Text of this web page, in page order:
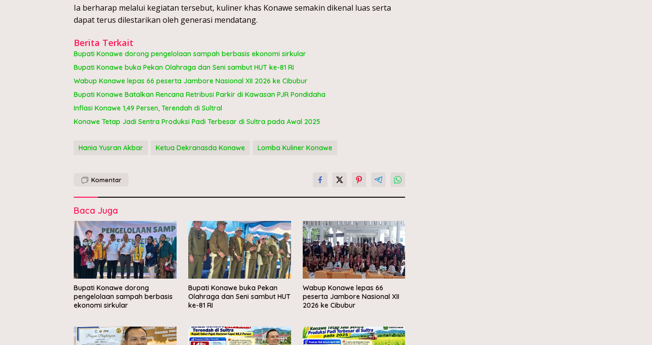
Ia berharap melalui kegiatan tersebut, kuliner khas Konawe semakin dikenal luas serta
dapat terus dilestarikan oleh generasi mendatang.
Berita Terkait
Bupati Konawe dorong pengelolaan sampah berbasis ekonomi sirkular
Bupati Konawe buka Pekan Olahraga dan Seni sambut HUT ke-81 RI
Wabup Konawe lepas 66 peserta Jambore Nasional XII 2026 ke Cibubur
Bupati Konawe Batalkan Rencana Retribusi Parkir di Kawasan PJR Pondidaha
Inflasi Konawe 1,49 Persen, Terendah di Sultral
Konawe Tetap Jadi Sentra Produksi Padi Terbesar di Sultra pada Awal 2025
Hania Yusran Akbar Ketua Dekranasda Konawe Lomba Kuliner Konawe
Komentar
Baca Juga
Bupati Konawe dorong
pengelolaan sampah berbasis
ekonomi sirkular
Bupati Konawe buka Pekan
Olahraga dan Seni sambut HUT
ke-81 RI
Wabup Konawe lepas 66
peserta Jambore Nasional XII
2026 ke Cibubur